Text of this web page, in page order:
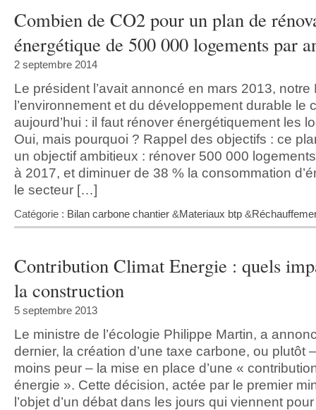
Combien de CO2 pour un plan de
énergétique de 500 000 logements par
2 septembre 2014
Le président l’avait annoncé en mars 2013, notre
l’environnement et du développement durable le
aujourd’hui : il faut rénover énergétiquement les
Oui, mais pourquoi ? Rappel des objectifs : ce
un objectif ambitieux : rénover 500 000
à 2017, et diminuer de 38 % la consommation
le secteur […]
Catégorie : Bilan carbone chantier &Materiaux btp &
Contribution Climat Energie : quels
la construction
5 septembre 2013
Le ministre de l’écologie Philippe Martin, a
dernier, la création d’une taxe carbone, ou plutôt
moins peur – la mise en place d’une «
énergie ». Cette décision, actée par le premier
l’objet d’un débat dans les jours qui viennent